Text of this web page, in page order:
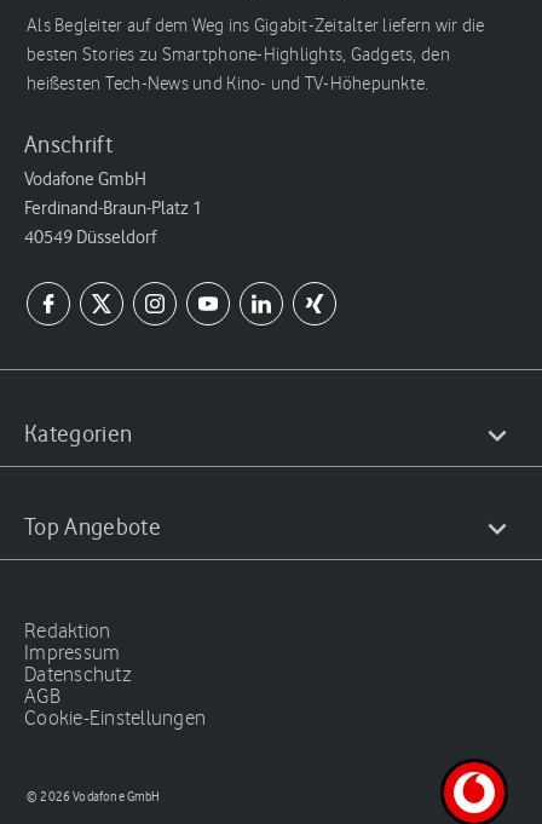
Als Begleiter auf dem Weg ins Gigabit-Zeitalter liefern wir die
besten Stories zu Smartphone-Highlights, Gadgets, den
heißesten Tech-News und Kino- und TV-Höhepunkte.
Anschrift
Vodafone GmbH
Ferdinand-Braun-Platz 1
40549 Düsseldorf
Kategorien
Top Angebote
Redaktion
Impressum
Datenschutz
AGB
Cookie-Einstellungen
© 2026 Vodafone GmbH